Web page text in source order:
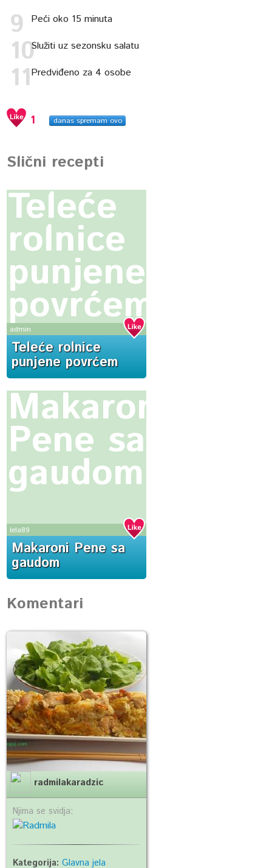
Peći oko 15 minuta
Služiti uz sezonsku salatu
Predviđeno za 4 osobe
1 danas spremam ovo
Slični recepti
Teleće
rolnice
punjene
povrćem
admin
Teleće rolnice
punjene povrćem
Makaroni
Pene sa
gaudom
lela89
Makaroni Pene sa
gaudom
Komentari
radmilakaradzic
Njima se svidja:
Kategorija:Glavna jela